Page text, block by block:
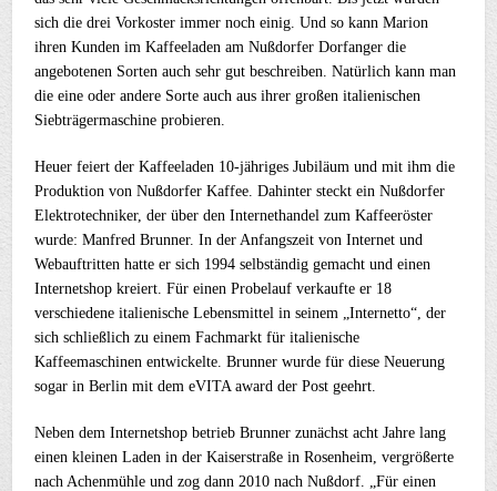
sich die drei Vorkoster immer noch einig. Und so kann Marion
ihren Kunden im Kaffeeladen am Nußdorfer Dorfanger die
angebotenen Sorten auch sehr gut beschreiben. Natürlich kann man
die eine oder andere Sorte auch aus ihrer großen italienischen
Siebträgermaschine probieren.
Heuer feiert der Kaffeeladen 10-jähriges Jubiläum und mit ihm die
Produktion von Nußdorfer Kaffee. Dahinter steckt ein Nußdorfer
Elektrotechniker, der über den Internethandel zum Kaffeeröster
wurde: Manfred Brunner. In der Anfangszeit von Internet und
Webauftritten hatte er sich 1994 selbständig gemacht und einen
Internetshop kreiert. Für einen Probelauf verkaufte er 18
verschiedene italienische Lebensmittel in seinem „Internetto“, der
sich schließlich zu einem Fachmarkt für italienische
Kaffeemaschinen entwickelte. Brunner wurde für diese Neuerung
sogar in Berlin mit dem eVITA award der Post geehrt.
Neben dem Internetshop betrieb Brunner zunächst acht Jahre lang
einen kleinen Laden in der Kaiserstraße in Rosenheim, vergrößerte
nach Achenmühle und zog dann 2010 nach Nußdorf. „Für einen